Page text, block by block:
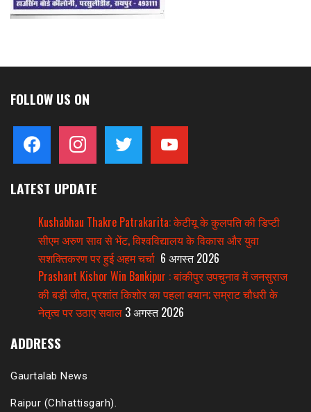
FOLLOW US ON
facebook instagram twitter youtube
LATEST UPDATE
Kushabhau Thakre Patrakarita: केटीयू के कुलपति की डिप्टी
सीएम अरुण साव से भेंट, विश्वविद्यालय के विकास और युवा
सशक्तिकरण पर हुई अहम चर्चा 6 अगस्त 2026
Prashant Kishor Win Bankipur : बांकीपुर उपचुनाव में जनसुराज
की बड़ी जीत, प्रशांत किशोर का पहला बयान; सम्राट चौधरी के
नेतृत्व पर उठाए सवाल 3 अगस्त 2026
ADDRESS
Gaurtalab News
Raipur (Chhattisgarh).